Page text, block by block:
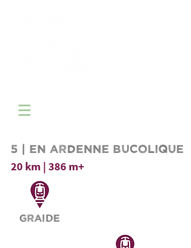
5 | en ardenne bucolique
20 km | 386 m+
Graide